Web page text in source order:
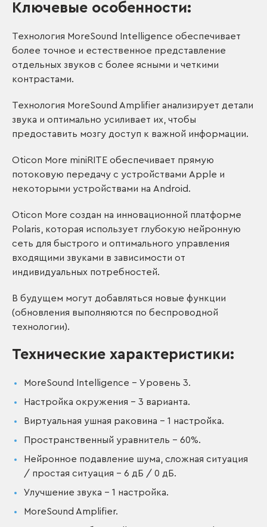
Ключевые особенности:
Технология MoreSound Intelligence обеспечивает
более точное и естественное представление
отдельных звуков с более ясными и четкими
контрастами.
Технология MoreSound Amplifier анализирует детали
звука и оптимально усиливает их, чтобы
предоставить мозгу доступ к важной информации.
Oticon More miniRITE обеспечивает прямую
потоковую передачу с устройствами Apple и
некоторыми устройствами на Android.
Oticon More создан на инновационной платформе
Polaris, которая использует глубокую нейронную
сеть для быстрого и оптимального управления
входящими звуками в зависимости от
индивидуальных потребностей.
В будущем могут добавляться новые функции
(обновления выполняются по беспроводной
технологии).
Технические характеристики:
MoreSound Intelligence – Уровень 3.
Настройка окружения – 3 варианта.
Виртуальная ушная раковина – 1 настройка.
Пространственный уравнитель – 60%.
Нейронное подавление шума, сложная ситуация
/ простая ситуация – 6 дБ / 0 дБ.
Улучшение звука – 1 настройка.
MoreSound Amplifier.